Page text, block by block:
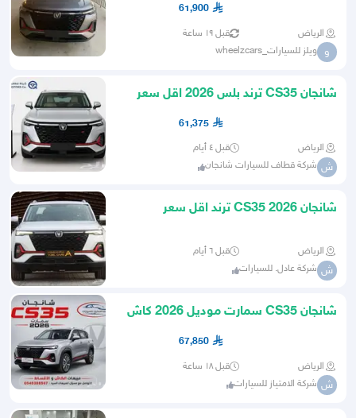
61,900
الرياض قبل ١٩ ساعة
و ويلز للسيارات_wheelzcars
شانجان CS35 ترند بلس 2026 اقل سعر
61,375
الرياض قبل ٤ أيام
ش شركة قطاف للسيارات شانجان
شانجان CS35 2026 ترند اقل سعر
الرياض قبل ٦ أيام
ش شركة عادل. للسيارات
شانجان CS35 سمارت موديل 2026 كاش
67,850
الرياض قبل ١٨ ساعة
ش شركة الامتياز للسيارات